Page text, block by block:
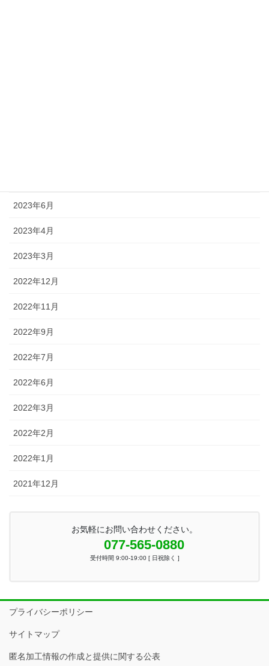
2023年6月
2023年4月
2023年3月
2022年12月
2022年11月
2022年9月
2022年7月
2022年6月
2022年3月
2022年2月
2022年1月
2021年12月
お気軽にお問い合わせください。
077-565-0880
受付時間 9:00-19:00 [ 日祝除く ]
プライバシーポリシー
サイトマップ
匿名加工情報の作成と提供に関する公表